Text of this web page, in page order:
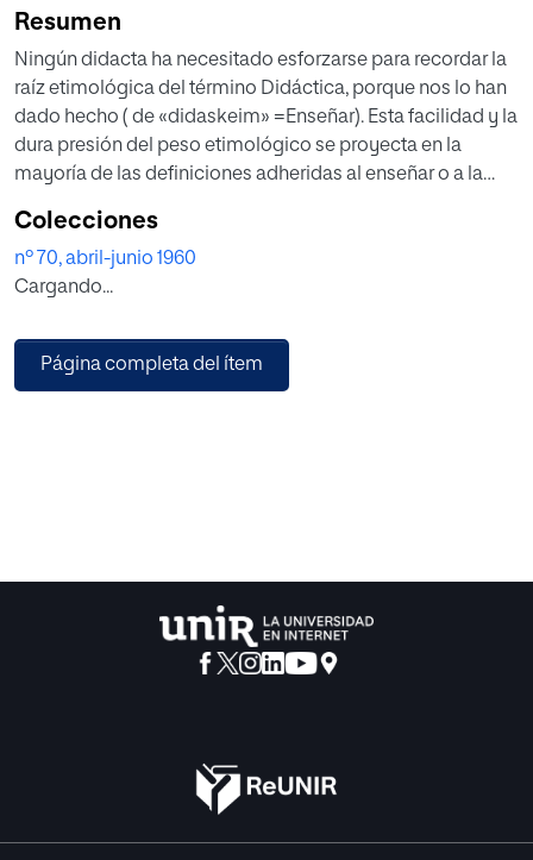
Resumen
Ningún didacta ha necesitado esforzarse para recordar la
raíz etimológica del término Didáctica, porque nos lo han
dado hecho ( de «didaskeim» =Enseñar). Esta facilidad y la
dura presión del peso etimológico se proyecta en la
mayoría de las definiciones adheridas al enseñar o a la
concepción etimológica es la monopolar. La enseñanza
se enfoca desde el que enseña y sólo se vislumbra en
lejanía al que aprende. La Didáctica podría definirse desde
Aunque para la mayoría de las personas esta definición no
tiene ningún vicio ni sesgo peculiar, quiero estudiarla y
Colecciones
nº 70, abril-junio 1960
Cargando...
Página completa del ítem